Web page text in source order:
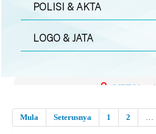
POLISI & AKTA
LOGO & JATA
MEDIA |
Mula Seterusnya 1 2 …